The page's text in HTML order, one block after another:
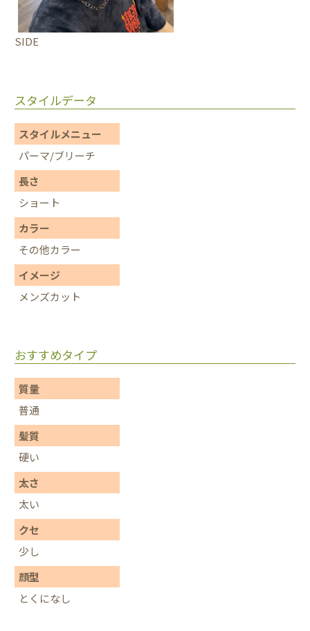
SIDE
スタイルデータ
スタイルメニュー
パーマ/ブリーチ
長さ
ショート
カラー
その他カラー
イメージ
メンズカット
おすすめタイプ
質量
普通
髪質
硬い
太さ
太い
クセ
少し
顔型
とくになし